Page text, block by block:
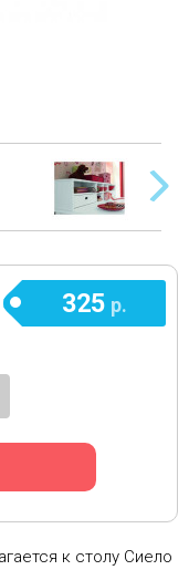
325 р.
к столу Сиело